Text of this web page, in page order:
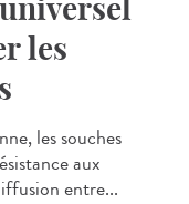
les
les souches
aux
entre...